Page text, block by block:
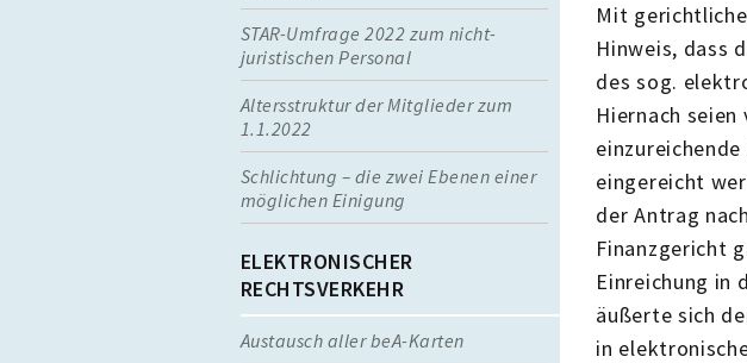
STAR-Umfrage 2022 zum nicht-
juristischen Personal
Altersstruktur der Mitglieder zum
1.1.2022
Schlichtung – die zwei Ebenen einer
möglichen Einigung
ELEKTRONISCHER
RECHTSVERKEHR
Austausch aller beA-Karten
Mit
Hinweis, dass
des sog.
Hiernach
eingereicht
der Antrag
Finanzgericht
Einreichung in
äußerte sich
in